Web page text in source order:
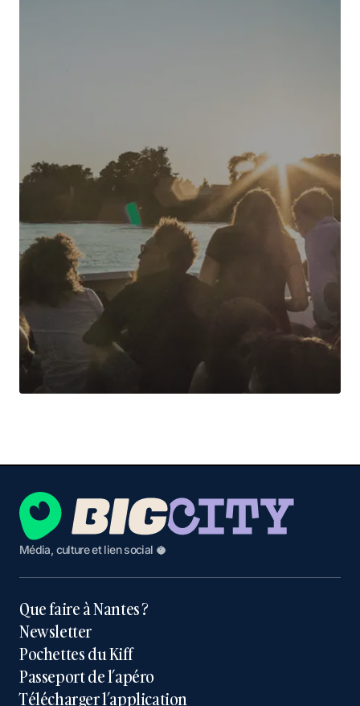
Média, culture et lien social 🥥
Que faire à Nantes ?
Newsletter
Pochettes du Kiff
Passeport de l’apéro
Télécharger l’application